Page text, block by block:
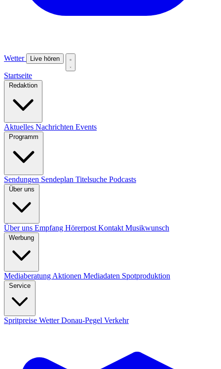
Wetter Live hören
Startseite
Redaktion
Aktuelles Nachrichten Events
Programm
Sendungen Sendeplan Titelsuche Podcasts
Über uns
Über uns Empfang Hörerpost Kontakt Musikwunsch
Werbung
Mediaberatung Aktionen Mediadaten Spotproduktion
Service
Spritpreise WetterDonau-Pegel Verkehr